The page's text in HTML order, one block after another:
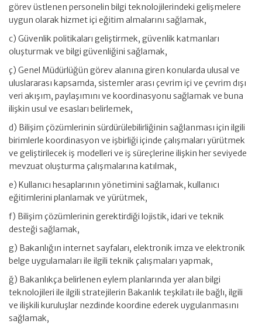
görev üstlenen personelin bilgi teknolojilerindeki gelişmelere
uygun olarak hizmet içi eğitim almalarını sağlamak,
c) Güvenlik politikaları geliştirmek, güvenlik katmanları
oluşturmak ve bilgi güvenliğini sağlamak,
ç) Genel Müdürlüğün görev alanına giren konularda ulusal ve
uluslararası kapsamda, sistemler arası çevrim içi ve çevrim dışı
veri akışım, paylaşımını ve koordinasyonu sağlamak ve buna
ilişkin usul ve esasları belirlemek,
d) Bilişim çözümlerinin sürdürülebilirliğinin sağlanması için ilgili
birimlerle koordinasyon ve işbirliği içinde çalışmaları yürütmek
ve geliştirilecek iş modelleri ve iş süreçlerine ilişkin her seviyede
mevzuat oluşturma çalışmalarına katılmak,
e) Kullanıcı hesaplarının yönetimini sağlamak, kullanıcı
eğitimlerini planlamak ve yürütmek,
f) Bilişim çözümlerinin gerektirdiği lojistik, idari ve teknik
desteği sağlamak,
g) Bakanlığın internet sayfaları, elektronik imza ve elektronik
belge uygulamaları ile ilgili teknik çalışmaları yapmak,
ğ) Bakanlıkça belirlenen eylem planlarında yer alan bilgi
teknolojileri ile ilgili stratejilerin Bakanlık teşkilatı ile bağlı, ilgili
ve ilişkili kuruluşlar nezdinde koordine ederek uygulanmasını
sağlamak,